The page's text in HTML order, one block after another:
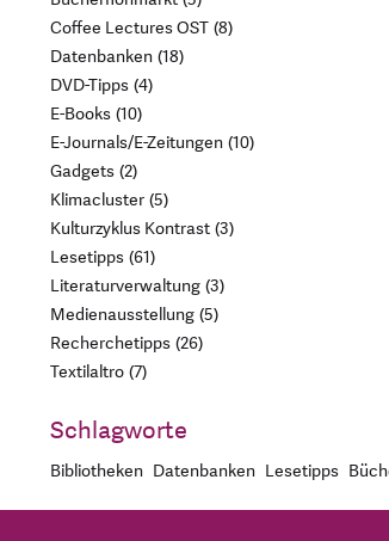
Coffee Lectures OST 8
Datenbanken 18
DVD-Tipps 4
E-Books 10
E-Journals/E-Zeitungen 10
Gadgets 2
Klimacluster 5
Kulturzyklus Kontrast 3
Lesetipps 61
Literaturverwaltung 3
Medienausstellung 5
Recherchetipps 26
Textilaltro 7
Schlagworte
Bibliotheken Datenbanken Lesetipps